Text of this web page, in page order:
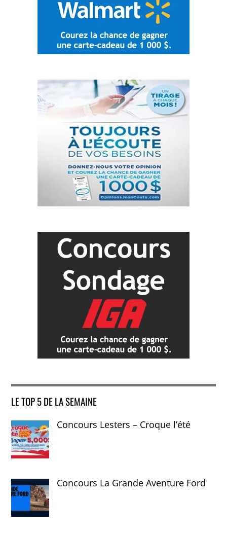
LE TOP 5 DE LA SEMAINE
Concours Lesters – Croque l’été
Concours La Grande Aventure Ford